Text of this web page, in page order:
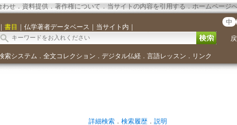
わせ． 資料提供． 著作権について．当サイトの内容を引用する ． ホームページ
｜ 書目 ｜ 仏学著者データベース ｜ 当サイト内 ｜
中
索システム ． 全文コレクション ． デジタル仏経． 言語レッスン ． リンク
詳細検索． 検索履歴． 説明